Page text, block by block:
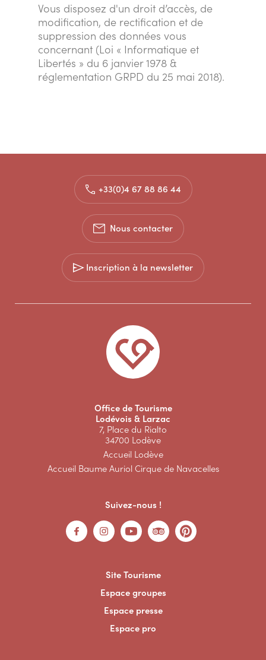
Vous disposez d'un droit d’accès, de
modification, de rectification et de
suppression des données vous
concernant (Loi « Informatique et
Libertés » du 6 janvier 1978 &
réglementation GRPD du 25 mai 2018).
+33(0)4 67 88 86 44
Nous contacter
Inscription à la newsletter
Office de Tourisme
Lodévois & Larzac
7, Place du Rialto
34700 Lodève
Accueil Lodève
Accueil Baume Auriol Cirque de Navacelles
Suivez-nous !
Site Tourisme
Espace groupes
Espace presse
Espace pro